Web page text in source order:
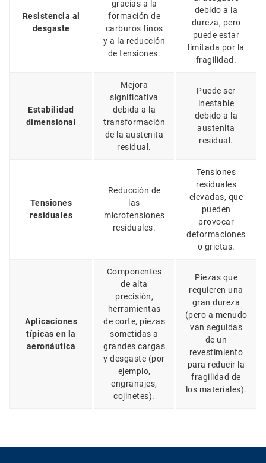
Resistencia al
desgaste
gracias a la
formación de
carburos finos
y a la reducción
de tensiones.
debido a la
dureza, pero
puede estar
limitada por la
fragilidad.
Estabilidad
dimensional
Mejora
significativa
debida a la
transformación
de la austenita
residual.
Puede ser
inestable
debido a la
austenita
residual.
Tensiones
residuales
Reducción de
las
microtensiones
residuales.
Tensiones
residuales
elevadas, que
pueden
provocar
deformaciones
o grietas.
Aplicaciones
típicas en la
aeronáutica
Componentes
de alta
precisión,
herramientas
de corte, piezas
sometidas a
grandes cargas
y desgaste (por
ejemplo,
engranajes,
cojinetes).
Piezas que
requieren una
gran dureza
(pero a menudo
van seguidas
de un
revestimiento
para reducir la
fragilidad de
los materiales).